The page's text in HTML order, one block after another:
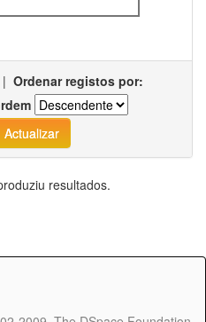
| Ordenar registos por:
resultados.